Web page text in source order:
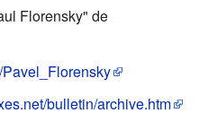
Florensky" de
bulletin/archive.htm